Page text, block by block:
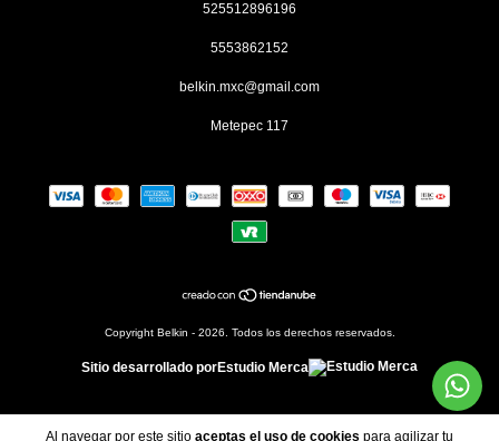
Al navegar por este sitio aceptas el uso de cookies para agilizar tu
525512896196
5553862152
belkin.mxc@gmail.com
Metepec 117
Copyright Belkin - 2026. Todos los derechos reservados.
Sitio desarrollado porEstudio Merca